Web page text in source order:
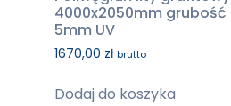
4000x2050mm grubość
5mm UV
1670,00 zł brutto
Dodaj do koszyka